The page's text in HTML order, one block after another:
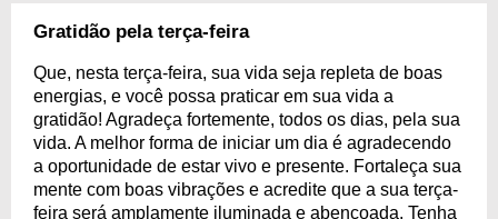
Gratidão pela terça-feira
Que, nesta terça-feira, sua vida seja repleta de boas
energias, e você possa praticar em sua vida a
gratidão! Agradeça fortemente, todos os dias, pela sua
vida. A melhor forma de iniciar um dia é agradecendo
a oportunidade de estar vivo e presente. Fortaleça sua
mente com boas vibrações e acredite que a sua terça-
feira será amplamente iluminada e abençoada. Tenha